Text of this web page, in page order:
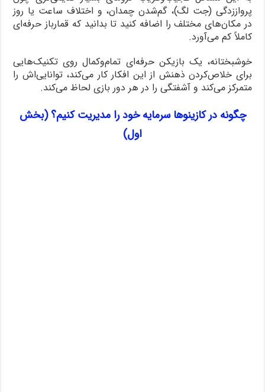
پرواززدگی (جت لگ)، گم‌شدن چمدان، و اختلاف ساعت یا روز
در مکان‌های مختلف را اضافه کنید تا بدانید که قمارباز حرفه‌ای
کاملاً کم می‌آورد.
خوشبختانه، یک بازیکن حرفه‌ای تمام‌وکمال روی تکنیک‌هایی
برای خلاص‌کردن ذهنش از این افکار کار می‌کند، توانایی‌اش را
متمرکز می‌کند و آشفتگی را در هر دور بازی لحاظ می‌کند.
چگونه در کازینوها سرمایه خود را مدیریت کنیم؟ (بخش
اول)